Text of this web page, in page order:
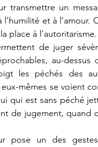
transmettre un
et à l’amour.
place à l’autoritarisme.
au-
les péchés des
mêmes se voient
qui est sans péché
de jugement, quand